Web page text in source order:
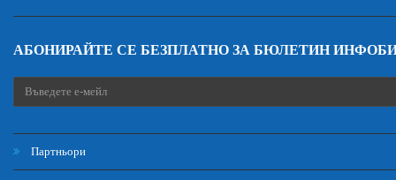
АБОНИРАЙТЕ СЕ БЕЗПЛАТНО ЗА БЮЛЕТИН
Партньори